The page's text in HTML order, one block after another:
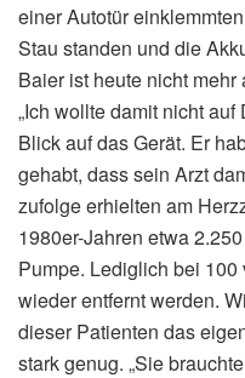
einer Autotür
Stau standen und die
Baier ist heute nicht
„Ich wollte damit nicht
Blick auf das Gerät. Er
gehabt, dass sein Arzt
zufolge erhielten am
1980er-Jahren etwa
Pumpe. Lediglich bei
wieder entfernt werden.
dieser Patienten das
stark genug. „Sie